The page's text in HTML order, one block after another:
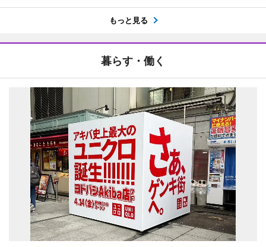
もっと見る
暮らす・働く